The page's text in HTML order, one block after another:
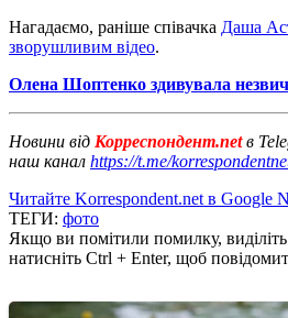
Нагадаємо, раніше співачка Даша
зворушливим відео.
Олена Шоптенко здивувала
Новини від Корреспондент.netв
наш канал https://t.me/
Читайте Korrespondent.net в Google
ТЕГИ: фото
Якщо ви помітили помилку, виділіть
натисніть Ctrl + Enter, щоб